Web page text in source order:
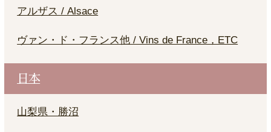
アルザス / Alsace
ヴァン・ド・フランス他 / Vins de France，ETC
日本
山梨県・勝沼